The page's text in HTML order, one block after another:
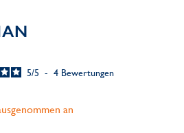
5/5 - 4 Bewertungen
an